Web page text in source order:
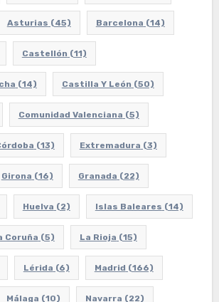
Asturias (45) Barcelona (14)
Castellón (11)
(14) Castilla Y León (50)
Comunidad Valenciana (5)
(13) Extremadura (3)
Girona (16) Granada (22)
Huelva (2) Islas Baleares (14)
Coruña (5) La Rioja (15)
Lérida (6) Madrid (166)
Málaga (10) Navarra (22)